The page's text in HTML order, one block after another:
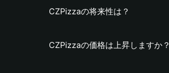
CZPizzaの将来性は？
CZPizzaの価格は上昇しますか？